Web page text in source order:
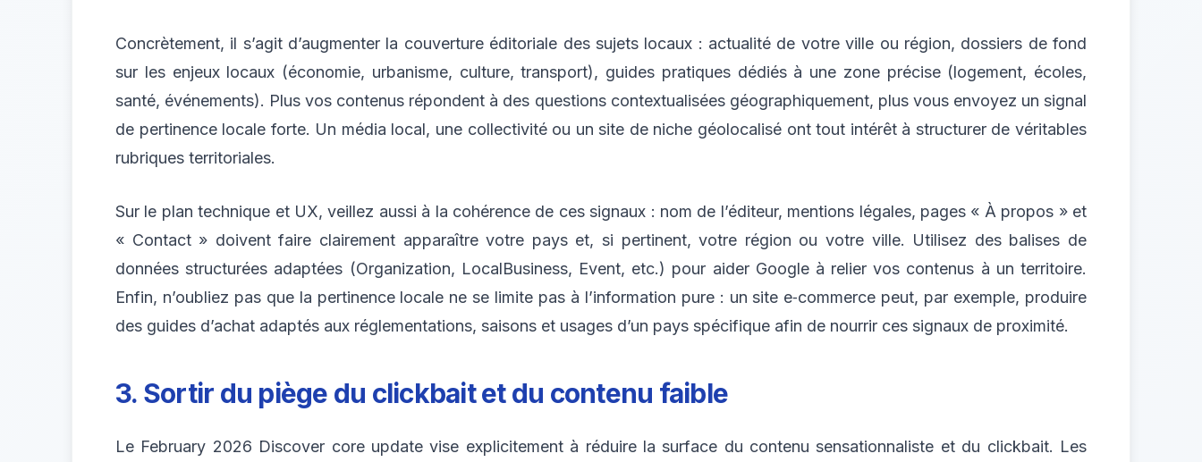
Concrètement, il s’agit d’augmenter la couverture éditoriale des sujets locaux : actualité de votre ville ou région, dossiers de fond
sur les enjeux locaux (économie, urbanisme, culture, transport), guides pratiques dédiés à une zone précise (logement, écoles,
santé, événements). Plus vos contenus répondent à des questions contextualisées géographiquement, plus vous envoyez un signal
de pertinence locale forte. Un média local, une collectivité ou un site de niche géolocalisé ont tout intérêt à structurer de véritables
rubriques territoriales.
Sur le plan technique et UX, veillez aussi à la cohérence de ces signaux : nom de l’éditeur, mentions légales, pages « À propos » et
« Contact » doivent faire clairement apparaître votre pays et, si pertinent, votre région ou votre ville. Utilisez des balises de
données structurées adaptées (Organization, LocalBusiness, Event, etc.) pour aider Google à relier vos contenus à un territoire.
Enfin, n’oubliez pas que la pertinence locale ne se limite pas à l’information pure : un site e‑commerce peut, par exemple, produire
des guides d’achat adaptés aux réglementations, saisons et usages d’un pays spécifique afin de nourrir ces signaux de proximité.
3. Sortir du piège du clickbait et du contenu faible
Le February 2026 Discover core update vise explicitement à réduire la surface du contenu sensationnaliste et du clickbait. Les